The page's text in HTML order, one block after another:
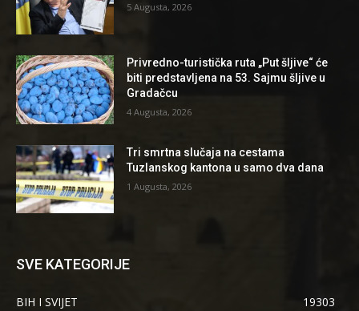
5 Augusta, 2026
Privredno-turistička ruta „Put šljive“ će
biti predstavljena na 53. Sajmu šljive u
Gradačcu
4 Augusta, 2026
Tri smrtna slučaja na cestama
Tuzlanskog kantona u samo dva dana
1 Augusta, 2026
SVE KATEGORIJE
BIH I SVIJET
19303